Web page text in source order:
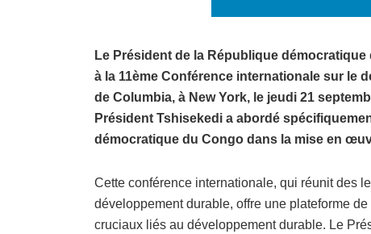
Le Président de la République
à la 11ème Conférence internationale sur le
de Columbia, à New York, le jeudi 21
Président Tshisekedi a abordé
démocratique du Congo dans la mise en
Cette conférence internationale, qui réunit des
développement durable, offre une plateforme
cruciaux liés au développement durable. Le